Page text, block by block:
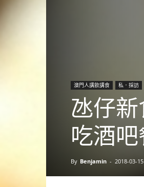
澳門人講飲講食 私．採訪
氹仔
吃酒
By Benjamin - 2018-03-15